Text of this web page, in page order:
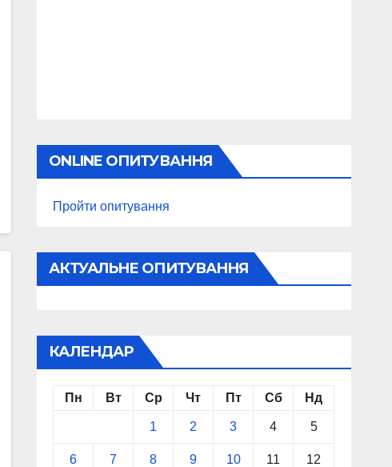
ONLINE ОПИТУВАННЯ
Пройти опитування
АКТУАЛЬНЕ ОПИТУВАННЯ
КАЛЕНДАР
Пн Вт Ср Чт Пт Сб Нд
1 2 3 4 5
6 7 8 9 10 11 12